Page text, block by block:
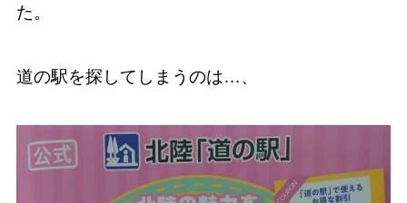
た。
道の駅を探してしまうのは…、